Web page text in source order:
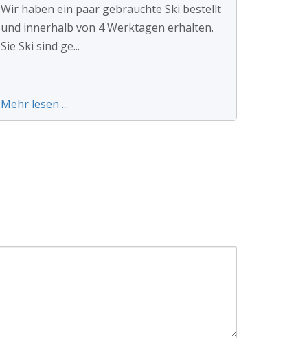
Wir haben ein paar gebrauchte Ski bestellt
und innerhalb von 4 Werktagen erhalten.
Sie Ski sind ge...
Mehr lesen ...